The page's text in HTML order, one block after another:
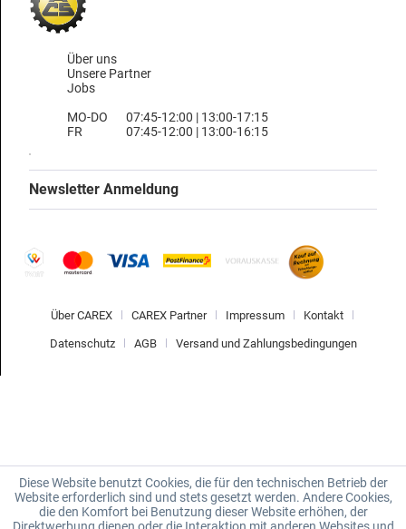
Über uns
Unsere Partner
Jobs
MO-DO
FR
07:45-12:00 | 13:00-17:15
07:45-12:00 | 13:00-16:15
Newsletter Anmeldung
Über CAREX CAREX Partner Impressum Kontakt
Datenschutz AGB Versand und Zahlungsbedingungen
Diese Website benutzt Cookies, die für den technischen Betrieb der
Website erforderlich sind und stets gesetzt werden. Andere Cookies,
die den Komfort bei Benutzung dieser Website erhöhen, der